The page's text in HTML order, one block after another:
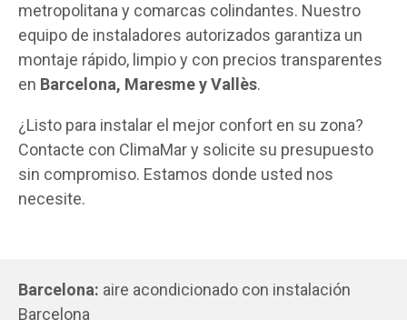
metropolitana y comarcas colindantes. Nuestro
equipo de instaladores autorizados garantiza un
montaje rápido, limpio y con precios transparentes
en Barcelona, Maresme y Vallès.
¿Listo para instalar el mejor confort en su zona?
Contacte con ClimaMar y solicite su presupuesto
sin compromiso. Estamos donde usted nos
necesite.
Barcelona: aire acondicionado con instalación
Barcelona